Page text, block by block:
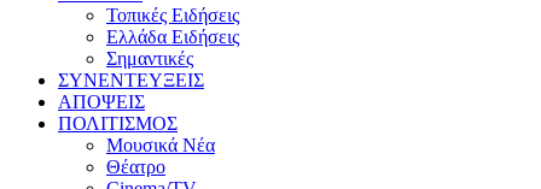
Τοπικές Ειδήσεις
Ελλάδα Ειδήσεις
Σημαντικές
ΣΥΝΕΝΤΕΥΞΕΙΣ
ΑΠΟΨΕΙΣ
ΠΟΛΙΤΙΣΜΟΣ
Μουσικά Νέα
Θέατρο